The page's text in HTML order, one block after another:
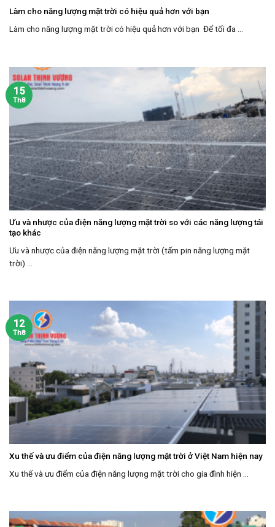
Làm cho năng lượng mặt trời có hiệu quả hơn với bạn
Làm cho năng lượng mặt trời có hiệu quả hơn với bạn Để tối đa ...
Ưu và nhược của điện năng lượng mặt trời so với các năng lượng tái
tạo khác
Ưu và nhược của điện năng lượng mặt trời (tấm pin năng lượng mặt
trời) ...
15
Th8
Xu thế và ưu điểm của điện năng lượng mặt trời ở Việt Nam hiện nay
Xu thế và ưu điểm của điện năng lượng mặt trời cho gia đình hiện ...
12
Th8